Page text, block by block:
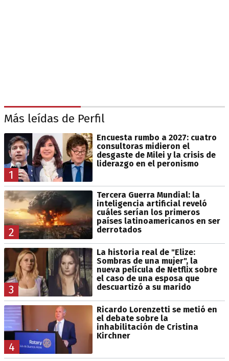
Más leídas de Perfil
1
Encuesta rumbo a 2027: cuatro
consultoras midieron el
desgaste de Milei y la crisis de
liderazgo en el peronismo
2
Tercera Guerra Mundial: la
inteligencia artificial reveló
cuáles serían los primeros
países latinoamericanos en ser
derrotados
3
La historia real de "Elize:
Sombras de una mujer", la
nueva película de Netflix sobre
el caso de una esposa que
descuartizó a su marido
4
Ricardo Lorenzetti se metió en
el debate sobre la
inhabilitación de Cristina
Kirchner